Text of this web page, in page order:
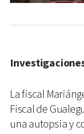
La fiscal
Fiscal de
una autopsia y